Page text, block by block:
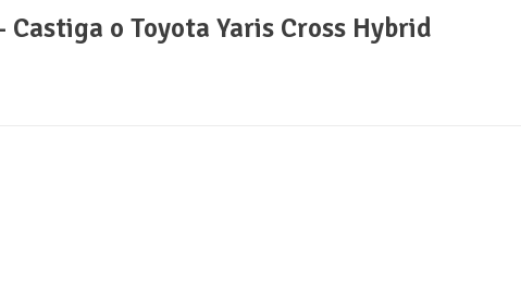
o Toyota Yaris Cross Hybrid